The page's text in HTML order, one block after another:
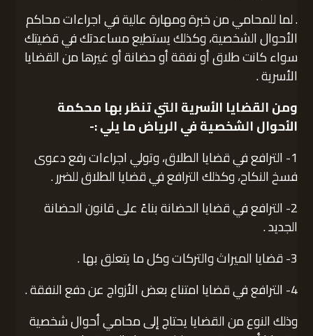
. لما للمحامي من خبرة ومهارة عالية في اجراءات محاكم
الأحوال الشخصية، وكذلك يستطيع مساعدتك في قضيتك
سواء كانت طلاق أو نفقة أو حضانة أو غيرها من القضايا
الأسرية .
ومن القضايا الأسرية التي تنظر بها محكمة
الأحوال الشخصية في الرياض ما يلي :-
1- الترافع في قضايا الطلاق، وتولي اجراءات رفع دعوى
فسخ النكاح، وكذلك الترافع في قضايا الطلاق للضرر .
2- الترافع في قضايا الحضانة بناءً على قانون الحضانة
الجديد .
3- قضايا الميراث والتركات وكل ما يتعلق بها .
4- الترافع في قضايا امتناع بعض الأزواج عن دفع النفقة .
وذلك النوع من القضايا يحتاج إلى محامي أحوال شخصية